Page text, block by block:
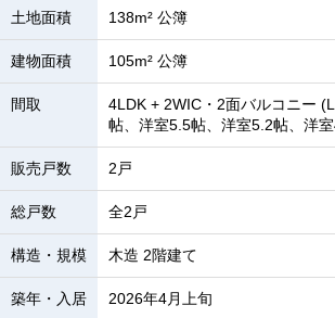
土地面積 138m² 公簿
建物面積 105m² 公簿
間取
4LDK + 2WIC・2面バルコニー
帖、洋室5.5帖、洋室5.2帖、洋
販売戸数 2戸
総戸数 全2戸
構造・規模 木造 2階建て
築年・入居 2026年4月上旬